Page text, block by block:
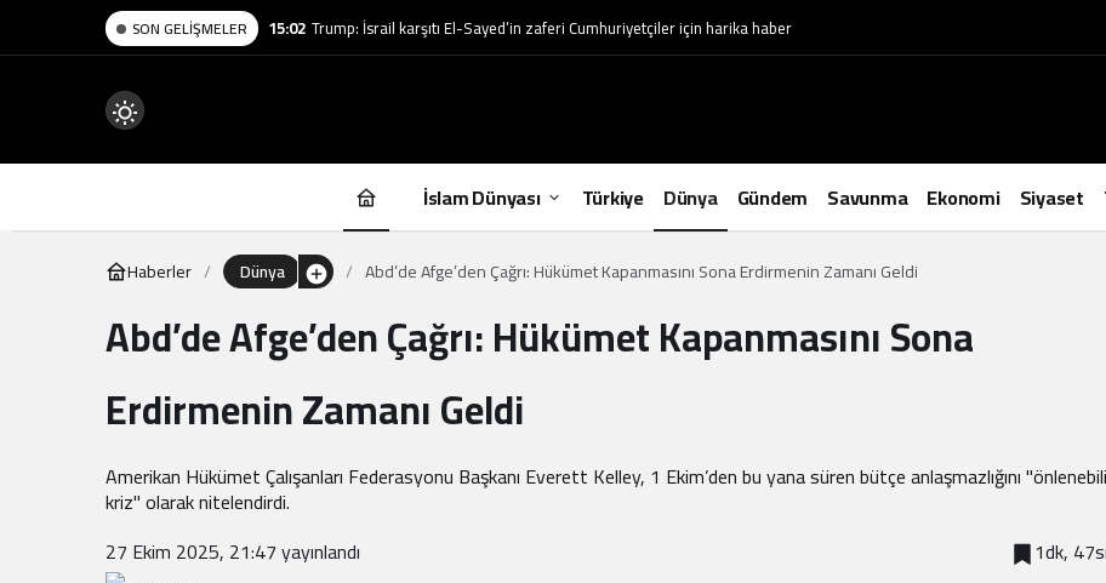
SON GELIŞMELER 15:02 Trump: İsrail karşıtı El-Sayed’in zaferi Cumhuriyetçiler için harika haber
Mod
değiştir
İslam Dünyası Türkiye Dünya Gündem Savunma Ekonomi Siyaset
Haberler Dünya Abd’de Afge’den Çağrı: Hükümet Kapanmasını Sona Erdirmenin Zamanı Geldi
Abd’de Afge’den Çağrı: Hükümet Kapanmasını Sona
Erdirmenin Zamanı Geldi
Amerikan Hükümet Çalışanları Federasyonu Başkanı Everett Kelley, 1 Ekim’den bu yana süren bütçe anlaşmazlığını
kriz" olarak nitelendirdi.
27 Ekim 2025, 21:47yayınlandı 1dk,